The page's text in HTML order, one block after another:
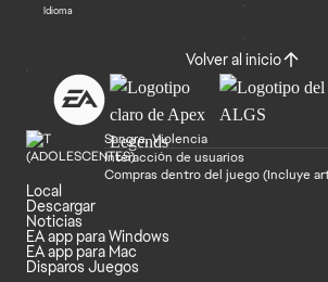
Idioma
Volver al inicio
Sangre, Violencia
Interacción de usuarios
Compras dentro del juego (Incluye
Local
Descargar
Noticias
EA app para Windows
EA app para Mac
Disparos Juegos